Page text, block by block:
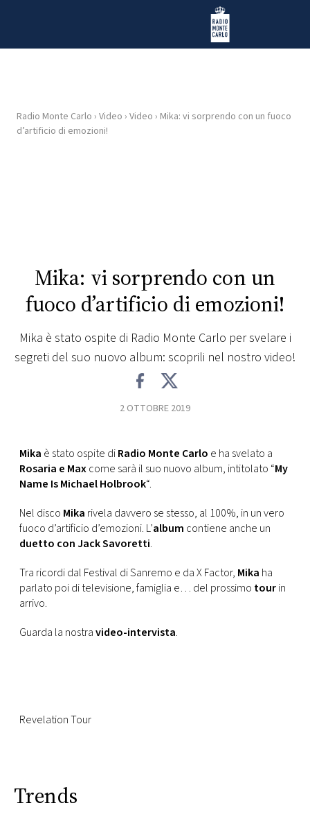
Radio Monte Carlo
HOME
NEWS
FOTO
VIDEO
PRINCIPATO
MONACO
RMC
CONSIGLIA
Radio Monte Carlo › Video › Video › Mika: vi sorprendo con un fuoco
d’artificio di emozioni!
Mika: vi sorprendo con un
fuoco d’artificio di emozioni!
Mika è stato ospite di Radio Monte Carlo per svelare i
segreti del suo nuovo album: scoprili nel nostro video!
2 OTTOBRE 2019
Mika è stato ospite diRadio Monte Carlo e ha svelato a
Rosaria e Maxcome sarà il suo nuovo album, intitolato “My
Name Is Michael Holbrook“.
Nel disco Mika rivela davvero se stesso, al 100%, in un vero
fuoco d’artificio d’emozioni. L’album contiene anche un
duetto conJack Savoretti.
Tra ricordi dal Festival di Sanremo e da X Factor, Mika ha
parlato poi di televisione, famiglia e… del prossimo tourin
arrivo.
Guarda la nostravideo-intervista.
Revelation Tour
Trends